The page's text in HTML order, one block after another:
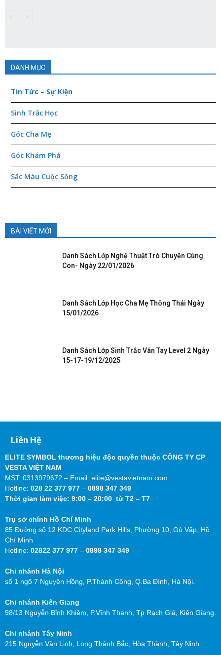
DANH MỤC
Tin Tức – Sự Kiện
Sinh Trắc Học
Góc Cha Mẹ
Góc Khám Phá
Sắc Màu Cuộc Sống
BÀI VIẾT MỚI
Danh Sách Lớp Nghệ Thuật Trò Chuyện Cùng
Con- Ngày 22/01/2026
Danh Sách Lớp Học Cha Mẹ Thông Thái Ngày
15/01/2026
Danh Sách Lớp Sinh Trắc Vân Tay Level 2 Ngày
15-17-19/12/2025
Liên Hệ
ELITE SYMBOL thương hiệu độc quyền thuộc CÔNG TY CP
VESTA VIỆT NAM
MST: 0313979672 – Email: elite@vestavietnam.com
Hotline: 028 22 377 977 – 0898 347 349
Thời gian làm việc: 9:00 – 20:00 từ T2 – T7
Trụ sở chính Hồ Chí Minh
85 Đường số 12 KDC Cityland Park Hills, Phường 10, Gò Vấp, Hồ
Chí Minh
Hotline: 02822 377 977 – 0898 347 349
Chi nhánh Hà Nội
số 1 ngõ 7 Nguyên Hồng, P.Thành Công, Q.Ba Đình, Hà Nội.
Chi nhánh Kiên Giang
98/13 Nguyễn Bỉnh Khiêm, P.Vĩnh Thanh, Tp Rạch Giá, Kiên Giang.
Chi nhánh Tây Ninh
215 Nguyễn Văn Linh, Long Thành Bắc, Hòa Thành, Tây Ninh.